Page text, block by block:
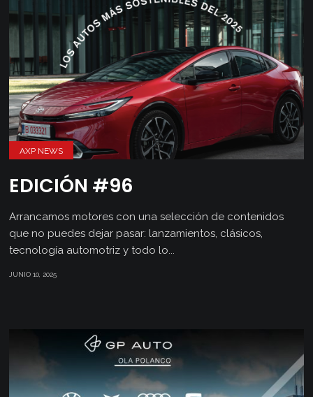
AXP NEWS
EDICIÓN #96
Arrancamos motores con una selección de contenidos
que no puedes dejar pasar: lanzamientos, clásicos,
tecnología automotriz y todo lo...
JUNIO 10, 2025